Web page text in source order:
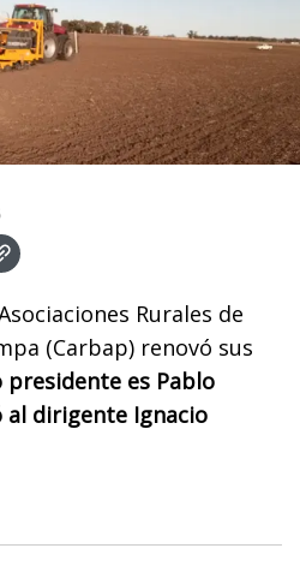
Rurales de
(Carbap) renovó sus
presidente es Pablo
al dirigente Ignacio